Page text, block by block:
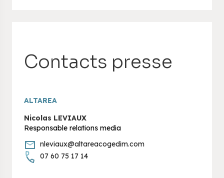
Contacts presse
ALTAREA
Nicolas LEVIAUX
Responsable relations media
nleviaux@altareacogedim.com
07 60 75 17 14